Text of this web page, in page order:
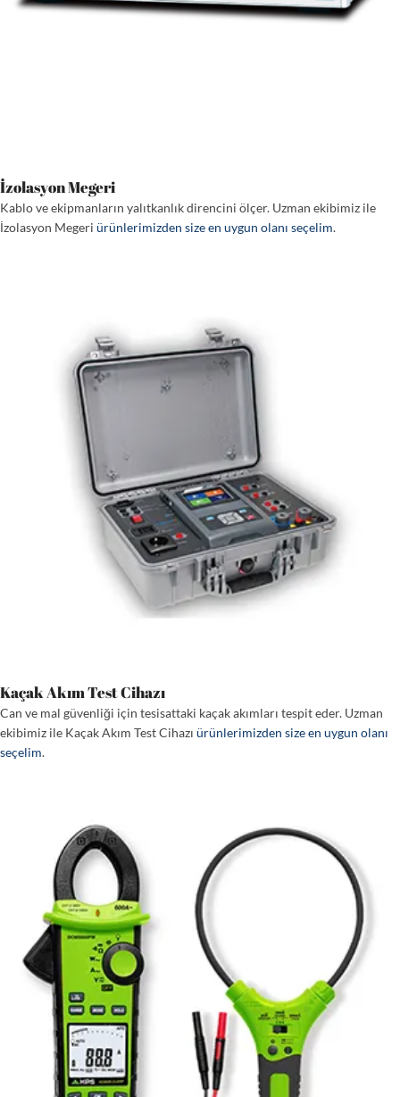
İzolasyon Megeri
Kablo ve ekipmanların yalıtkanlık direncini ölçer. Uzman ekibimiz ile
İzolasyon Megeri ürünlerimizden size en uygun olanı seçelim.
Kaçak Akım Test Cihazı
Can ve mal güvenliği için tesisattaki kaçak akımları tespit eder. Uzman
ekibimiz ile Kaçak Akım Test Cihazı ürünlerimizden size en uygun olanı
seçelim.